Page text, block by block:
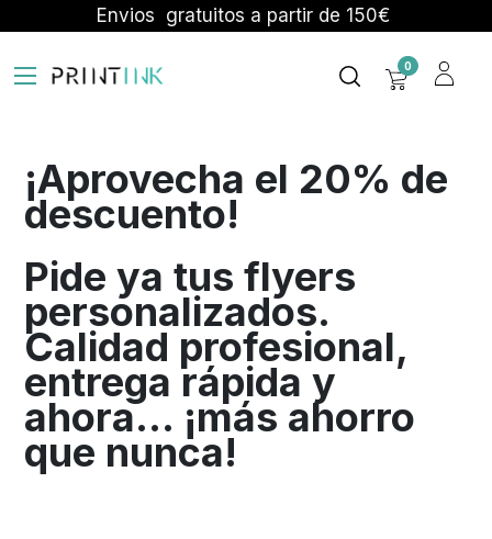
Ir al contenidoEnvios gratuitos a partir de 150€
0
¡Aprovecha el 20% de
descuento!
Pide ya tus flyers
personalizados.
Calidad profesional,
entrega rápida y
ahora… ¡más ahorro
que nunca!